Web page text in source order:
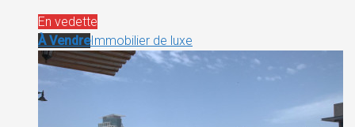
En vedette
À VendreImmobilier de luxe